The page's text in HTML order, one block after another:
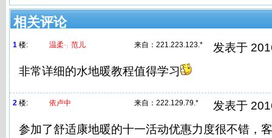
相关评论
1 楼: 温柔╮范儿 来自： 221.223.123.*
发表于
非常详细的水地暖教程值得学习
2 楼: 依卢中 来自： 222.129.79.*
发表于
参加了舒适康地暖的十一活动优惠力度很不错，